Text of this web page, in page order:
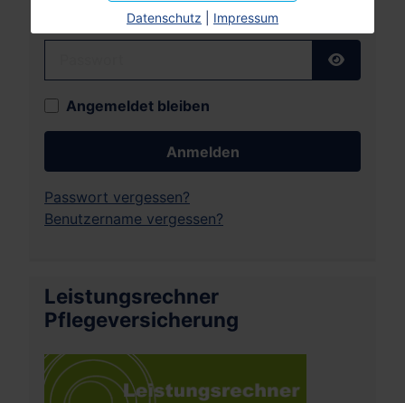
Angemeldet bleiben
Anmelden
Passwort vergessen?
Benutzername vergessen?
Leistungsrechner
Pflegeversicherung
Datenschutz Impressum